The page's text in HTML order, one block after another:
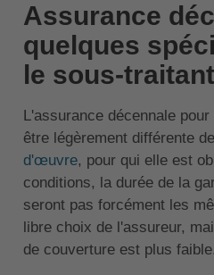
Assurance
quelques
le sous-traitant
L'assurance décennale
être légèrement différente
d'œuvre, pour qui elle est
conditions, la durée de la
seront pas forcément les
libre choix de l'assureur,
de couverture est plus faible.